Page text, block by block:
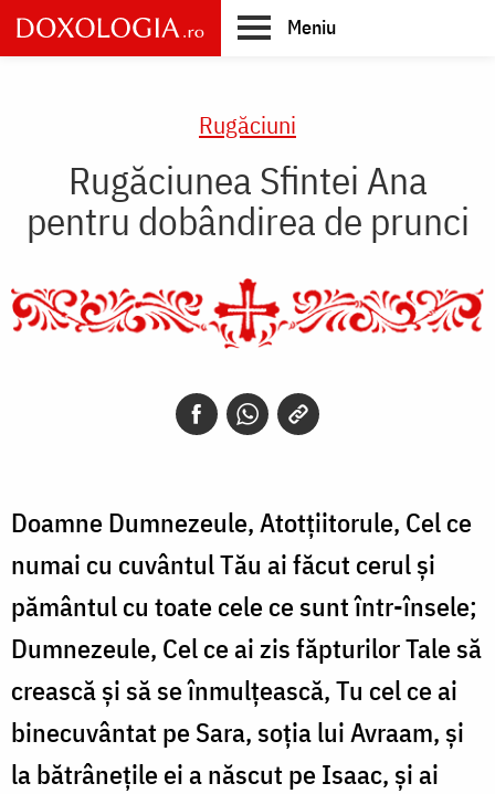
Skip
to
main
Meniu
Rugăciuni
Rugăciunea Sfintei Ana
pentru dobândirea de prunci
Doamne Dumnezeule, Atotţiitorule, Cel ce
numai cu cuvântul Tău ai făcut cerul şi
pământul cu toate cele ce sunt într-însele;
Dumnezeule, Cel ce ai zis făpturilor Tale să
crească şi să se înmulţească, Tu cel ce ai
binecuvântat pe Sara, soţia lui Avraam, şi
la bătrâneţile ei a născut pe Isaac, şi ai